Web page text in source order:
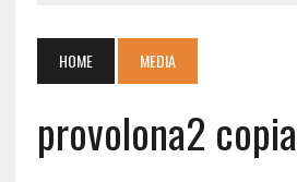
HOME MEDIA
provolona2 copia